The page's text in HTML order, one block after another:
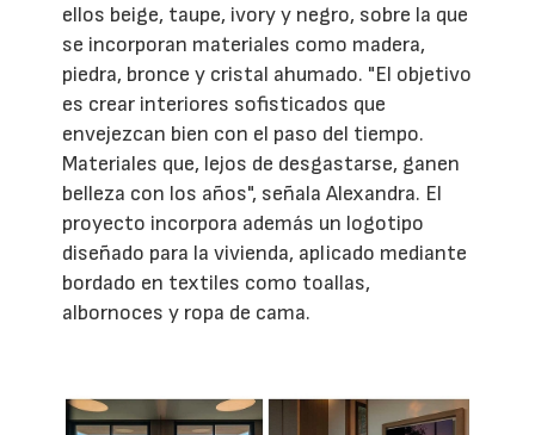
ellos beige, taupe, ivory y negro, sobre la que
se incorporan materiales como madera,
piedra, bronce y cristal ahumado. "El objetivo
es crear interiores sofisticados que
envejezcan bien con el paso del tiempo.
Materiales que, lejos de desgastarse, ganen
belleza con los años", señala Alexandra. El
proyecto incorpora además un logotipo
diseñado para la vivienda, aplicado mediante
bordado en textiles como toallas,
albornoces y ropa de cama.